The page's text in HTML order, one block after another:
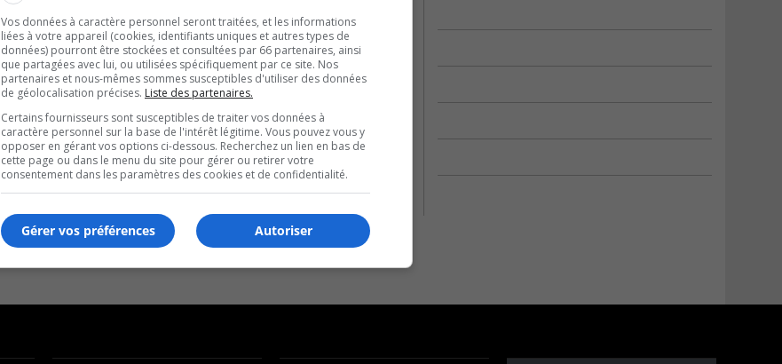
Vos données à caractère personnel seront traitées, et les informations
liées à votre appareil (cookies, identifiants uniques et autres types de
données) pourront être stockées et consultées par 66 partenaires, ainsi
que partagées avec lui, ou utilisées spécifiquement par ce site. Nos
partenaires et nous-mêmes sommes susceptibles d'utiliser des données
de géolocalisation précises. Liste des partenaires.
Certains fournisseurs sont susceptibles de traiter vos données à
caractère personnel sur la base de l'intérêt légitime. Vous pouvez vous y
opposer en gérant vos options ci-dessous. Recherchez un lien en bas de
cette page ou dans le menu du site pour gérer ou retirer votre
consentement dans les paramètres des cookies et de confidentialité.
Autoriser
Gérer vos préférences